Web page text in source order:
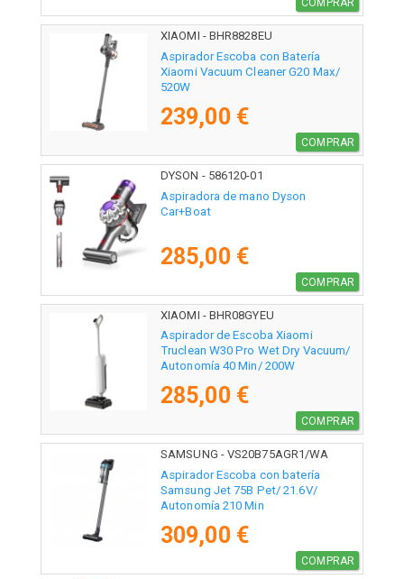
COMPRAR
XIAOMI - BHR8828EU
Aspirador Escoba con Batería
Xiaomi Vacuum Cleaner G20 Max/
520W
239,00 €
COMPRAR
DYSON - 586120-01
Aspiradora de mano Dyson
Car+Boat
285,00 €
COMPRAR
XIAOMI - BHR08GYEU
Aspirador de Escoba Xiaomi
Truclean W30 Pro Wet Dry Vacuum/
Autonomía 40 Min/ 200W
285,00 €
COMPRAR
SAMSUNG - VS20B75AGR1/WA
Aspirador Escoba con batería
Samsung Jet 75B Pet/ 21.6V/
Autonomía 210 Min
309,00 €
COMPRAR